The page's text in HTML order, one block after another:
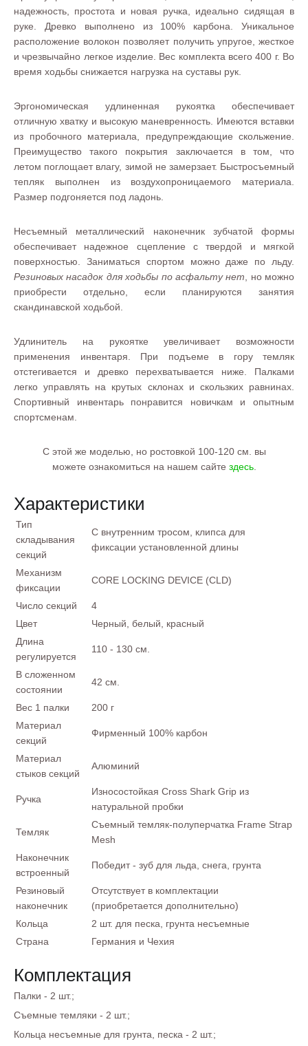
надежность, простота и новая ручка, идеально сидящая в
руке. Древко выполнено из 100% карбона. Уникальное
расположение волокон позволяет получить упругое, жесткое
и чрезвычайно легкое изделие. Вес комплекта всего 400 г. Во
время ходьбы снижается нагрузка на суставы рук.
Эргономическая удлиненная рукоятка обеспечивает
отличную хватку и высокую маневренность. Имеются вставки
из пробочного материала, предупреждающие скольжение.
Преимущество такого покрытия заключается в том, что
летом поглощает влагу, зимой не замерзает. Быстросъемный
тепляк выполнен из воздухопроницаемого материала.
Размер подгоняется под ладонь.
Несъемный металлический наконечник зубчатой формы
обеспечивает надежное сцепление с твердой и мягкой
поверхностью. Заниматься спортом можно даже по льду.
Резиновых насадок для ходьбы по асфальту нет, но можно
приобрести отдельно, если планируются занятия
скандинавской ходьбой.
Удлинитель на рукоятке увеличивает возможности
применения инвентаря. При подъеме в гору темляк
отстегивается и древко перехватывается ниже. Палками
легко управлять на крутых склонах и скользких равнинах.
Спортивный инвентарь понравится новичкам и опытным
спортсменам.
С этой же моделью, но ростовкой 100-120 см. вы
можете ознакомиться на нашем сайте здесь.
Характеристики
Тип
складывания
секций
С внутренним тросом, клипса для
фиксации установленной длины
Механизм
фиксации
CORE LOCKING DEVICE (CLD)
Число секций
4
Цвет
Черный, белый, красный
Длина
регулируется
110 - 130 см.
В сложенном
состоянии
42 см.
Вес 1 палки
200 г
Материал
секций
Фирменный 100% карбон
Материал
стыков секций
Алюминий
Ручка
Износостойкая Cross Shark Grip из
натуральной пробки
Темляк
Съемный темляк-полуперчатка Frame Strap
Mesh
Наконечник
встроенный
Победит - зуб для льда, снега, грунта
Резиновый
наконечник
Отсутствует в комплектации
(приобретается дополнительно)
Кольца
2 шт. для песка, грунта несъемные
Страна
Германия и Чехия
Комплектация
Палки - 2 шт.;
Съемные темляки - 2 шт.;
Кольца несъемные для грунта, песка - 2 шт.;